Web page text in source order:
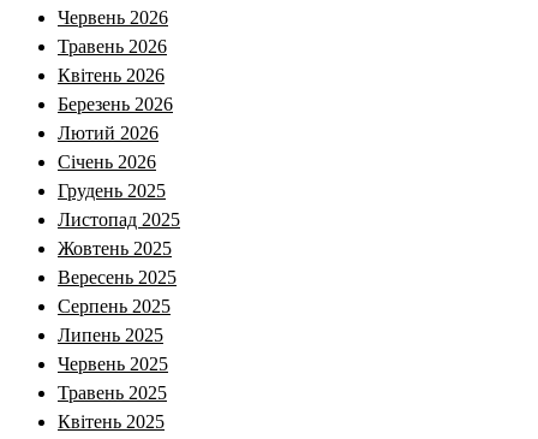
Червень 2026
Травень 2026
Квітень 2026
Березень 2026
Лютий 2026
Січень 2026
Грудень 2025
Листопад 2025
Жовтень 2025
Вересень 2025
Серпень 2025
Липень 2025
Червень 2025
Травень 2025
Квітень 2025